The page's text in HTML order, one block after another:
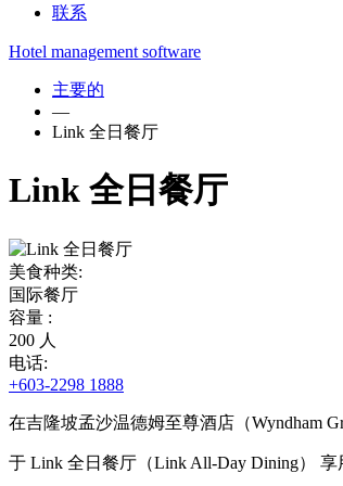
联系
Hotel management software
主要的
—
Link 全日餐厅
Link 全日餐厅
美食种类:
国际餐厅
容量 :
200 人
电话:
+603-2298 1888
在吉隆坡孟沙温德姆至尊酒店（Wyndham
于 Link 全日餐厅（Link All-Day Dining）